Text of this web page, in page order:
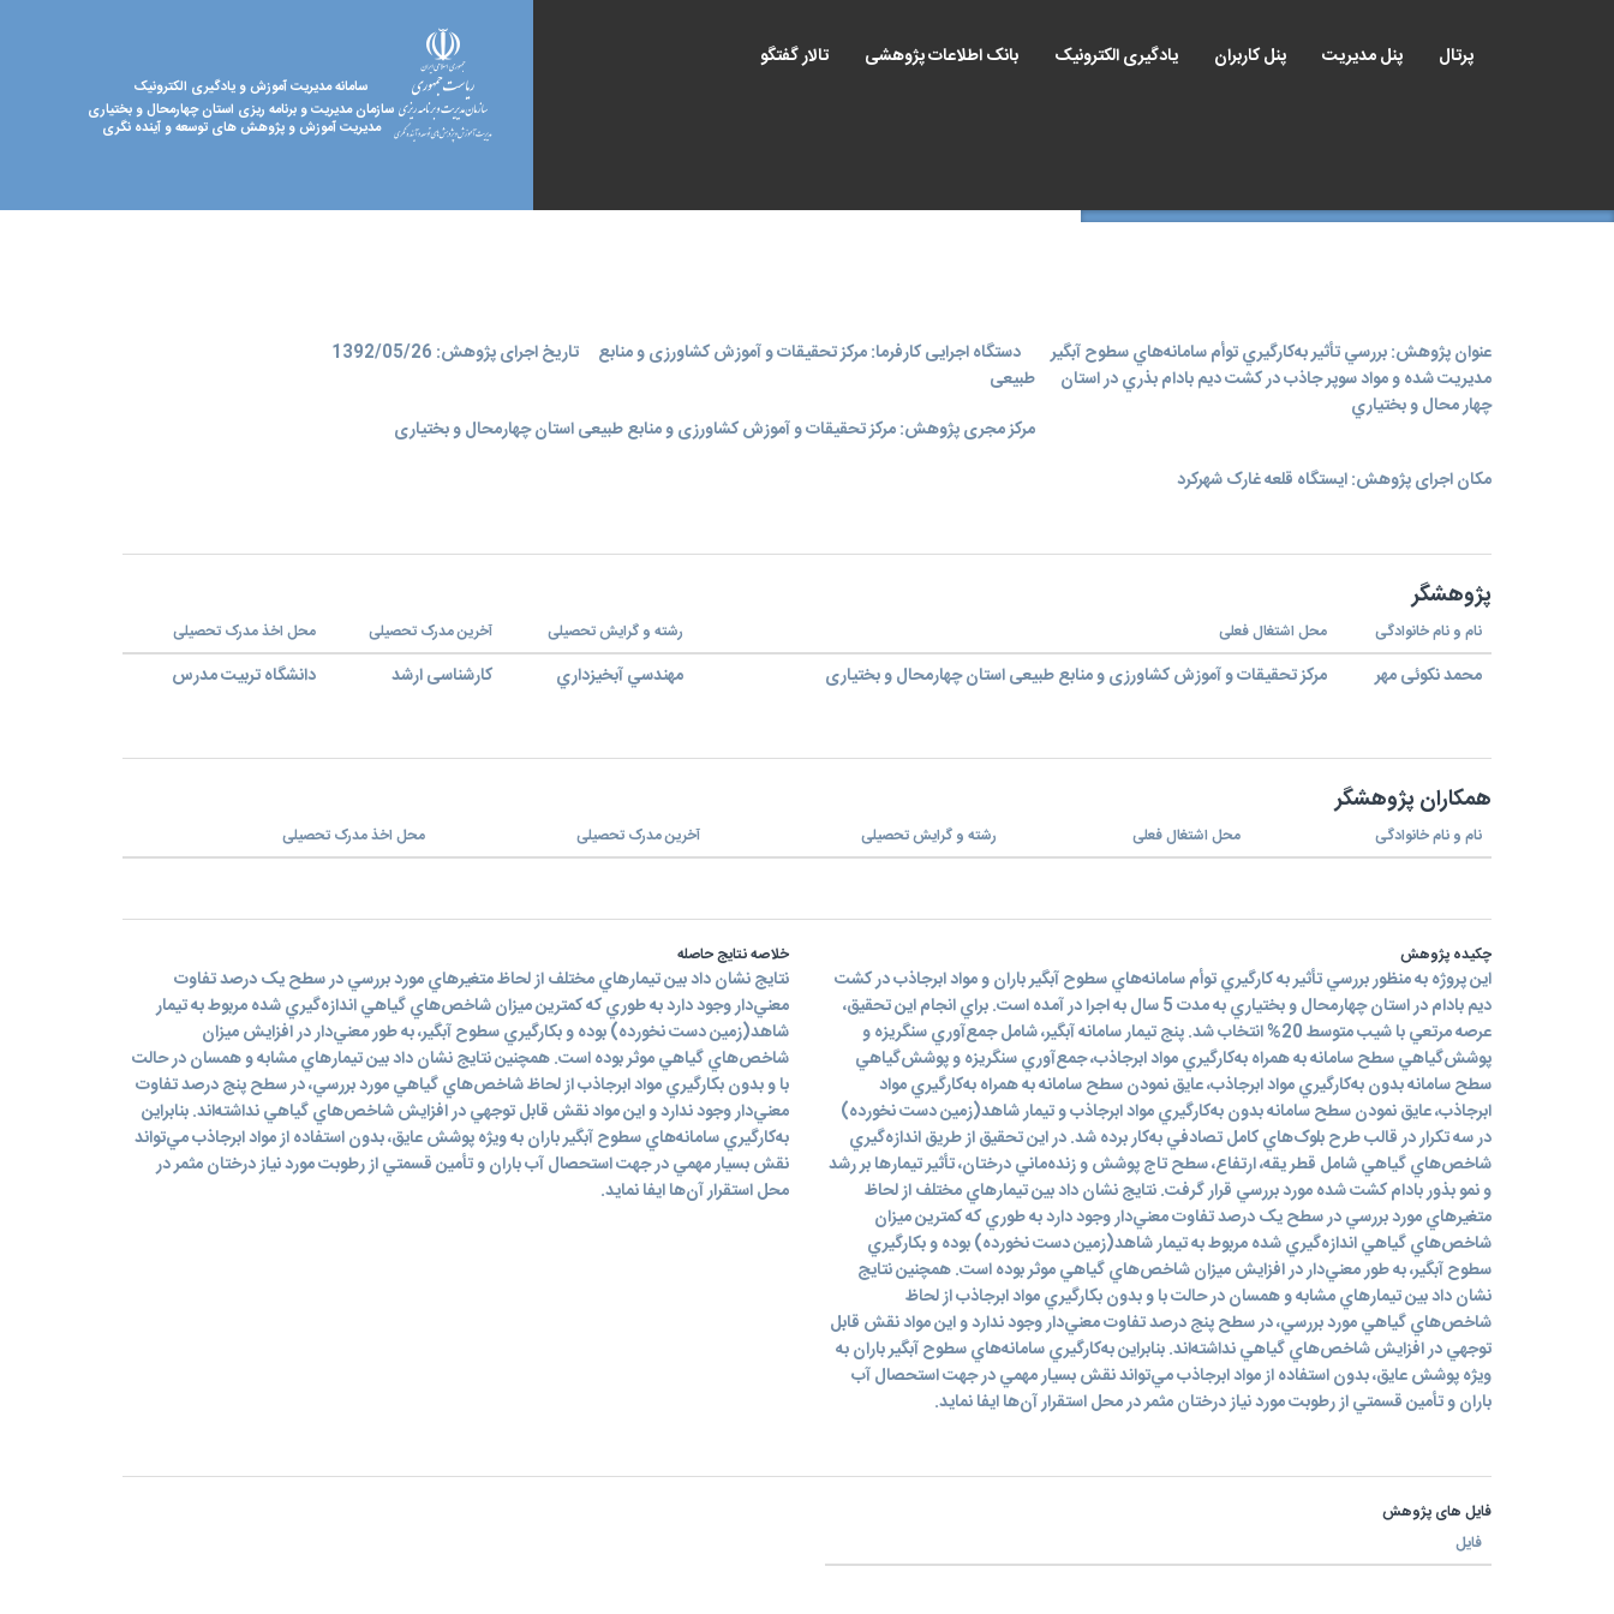
سامانه مدیریت آموزش و یادگیری الکترونیک
سازمان مدیریت و برنامه ریزی استان چهارمحال و بختیاری
مدیریت آموزش و پژوهش های توسعه و آینده نگری
پرتال پنل مدیریت پنل کاربران یادگیری الکترونیک بانک اطلاعات پژوهشی تالار گفتگو
عنوان پژوهش: بررسي تأثير به‌كارگيري توأم سامانه‌هاي سطوح آبگير
مديريت شده و مواد سوپر جاذب در کشت ديم بادام بذري در استان
چهار محال و بختياري
دستگاه اجرایی کارفرما: مرکز تحقیقات و آموزش کشاورزی و منابع
طبیعی
تاریخ اجرای پژوهش: 1392/05/26
مرکز مجری پژوهش: مرکز تحقیقات و آموزش کشاورزی و منابع طبیعی استان چهارمحال و بختیاری
مکان اجرای پژوهش: ایستگاه قلعه غارک شهرکرد
پژوهشگر
نام و نام خانوادگی محل اشتغال فعلی رشته و گرایش تحصیلی آخرین مدرک تحصیلی محل اخذ مدرک تحصیلی
محمد نکوئی مهر مرکز تحقیقات و آموزش کشاورزی و منابع طبیعی استان چهارمحال و بختیاری مهندسي آبخيزداري کارشناسی ارشد دانشگاه تربيت مدرس
همکاران پژوهشگر
نام و نام خانوادگی محل اشتغال فعلی رشته و گرایش تحصیلی آخرین مدرک تحصیلی محل اخذ مدرک تحصیلی
چکیده پژوهش
اين پروژه به منظور بررسي تأثير به کارگيري توأم سامانه‌هاي سطوح آبگير باران و مواد ابرجاذب در کشت
ديم بادام در استان چهارمحال و بختياري به مدت 5 سال به اجرا در آمده است. براي انجام اين تحقيق،
عرصه مرتعي با شيب متوسط 20% انتخاب شد. پنج تيمار سامانه آبگير، شامل جمع‌آوري سنگريزه و
پوشش‌گياهي سطح سامانه به همراه به‌کارگيري مواد ابرجاذب، جمع‌آوري سنگريزه و پوشش‌گياهي
سطح سامانه بدون به‌کارگيري مواد ابرجاذب، عايق نمودن سطح سامانه به همراه به‌کارگيري مواد
ابرجاذب، عايق نمودن سطح سامانه بدون به‌کارگيري مواد ابرجاذب و تيمار شاهد(زمين دست نخورده)
در سه تكرار در قالب طرح بلوک‌هاي کامل تصادفي به‌کار برده شد. در اين تحقيق از طريق اندازه‌گيري
شاخص‌هاي گياهي شامل قطر يقه، ارتفاع، سطح تاج پوشش و زنده‌ماني درختان، تأثير تيمارها بر رشد
و نمو بذور بادام کشت شده مورد بررسي قرار گرفت. نتايج نشان داد بين تيمارهاي مختلف از لحاظ
متغيرهاي مورد بررسي در سطح يک درصد تفاوت معني‌دار وجود دارد به طوري که کمترين ميزان
شاخص‌هاي گياهي اندازه‌گيري شده مربوط به تيمار شاهد(زمين دست نخورده) بوده و بکارگيري
سطوح آبگير، به طور معني‌دار در افزايش ميزان شاخص‌هاي گياهي موثر بوده است. همچنين نتايج
نشان داد بين تيمارهاي مشابه و همسان در حالت با و بدون بکارگيري مواد ابرجاذب از لحاظ
شاخص‌هاي گياهي مورد بررسي، در سطح پنج درصد تفاوت معني‌دار وجود ندارد و اين مواد نقش قابل
توجهي در افزايش شاخص‌هاي گياهي نداشته‌اند. بنابراين به‌کارگيري سامانه‌هاي سطوح آبگير باران به
ويژه پوشش عايق، بدون استفاده از مواد ابرجاذب مي‌تواند نقش بسيار مهمي در جهت استحصال آب
باران و تأمين قسمتي از رطوبت مورد نياز درختان مثمر در محل استقرار آن‌ها ايفا ‌نمايد.
خلاصه نتایج حاصله
نتايج نشان داد بين تيمارهاي مختلف از لحاظ متغيرهاي مورد بررسي در سطح يک درصد تفاوت
معني‌دار وجود دارد به طوري که کمترين ميزان شاخص‌هاي گياهي اندازه‌گيري شده مربوط به تيمار
شاهد(زمين دست نخورده) بوده و بکارگيري سطوح آبگير، به طور معني‌دار در افزايش ميزان
شاخص‌هاي گياهي موثر بوده است. همچنين نتايج نشان داد بين تيمارهاي مشابه و همسان در حالت
با و بدون بکارگيري مواد ابرجاذب از لحاظ شاخص‌هاي گياهي مورد بررسي، در سطح پنج درصد تفاوت
معني‌دار وجود ندارد و اين مواد نقش قابل توجهي در افزايش شاخص‌هاي گياهي نداشته‌اند. بنابراين
به‌کارگيري سامانه‌هاي سطوح آبگير باران به ويژه پوشش عايق، بدون استفاده از مواد ابرجاذب مي‌تواند
نقش بسيار مهمي در جهت استحصال آب باران و تأمين قسمتي از رطوبت مورد نياز درختان مثمر در
محل استقرار آن‌ها ايفا ‌نمايد.
فایل های پژوهش
فایل